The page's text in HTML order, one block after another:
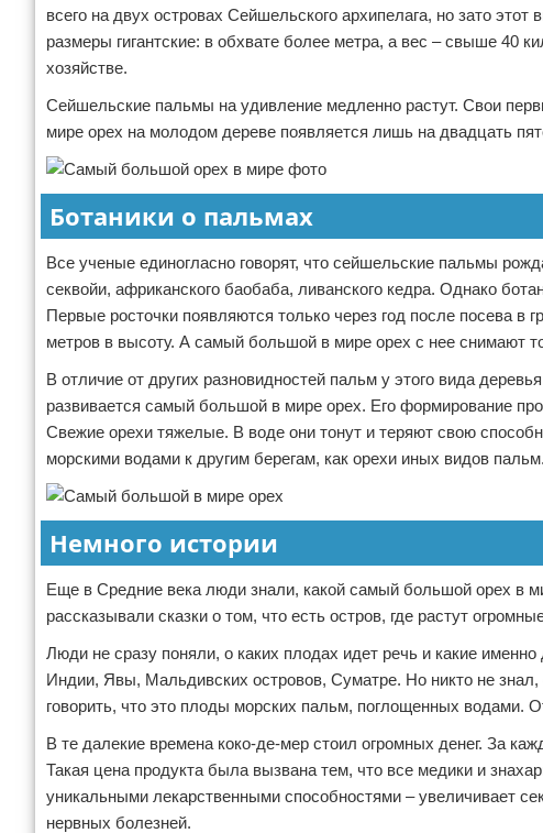
всего на двух островах Сейшельского архипелага, но зато
размеры гигантские: в обхвате более метра, а вес – свыше 40
хозяйстве.
Сейшельские пальмы на удивление медленно растут. Свои
мире орех на молодом дереве появляется лишь на двадцать
Ботаники о пальмах
Все ученые единогласно говорят, что сейшельские пальмы
секвойи, африканского баобаба, ливанского кедра. Однако
Первые росточки появляются только через год после посева в
метров в высоту. А самый большой в мире орех с нее снимают
В отличие от других разновидностей пальм у этого вида
развивается самый большой в мире орех. Его формирование
Свежие орехи тяжелые. В воде они тонут и теряют свою
морскими водами к другим берегам, как орехи иных видов пальм.
Немного истории
Еще в Средние века люди знали, какой самый большой орех в
рассказывали сказки о том, что есть остров, где растут
Люди не сразу поняли, о каких плодах идет речь и какие
Индии, Явы, Мальдивских островов, Суматре. Но никто не знал,
говорить, что это плоды морских пальм, поглощенных водами.
В те далекие времена коко-де-мер стоил огромных денег. За
Такая цена продукта была вызвана тем, что все медики и
уникальными лекарственными способностями – увеличивает
нервных болезней.